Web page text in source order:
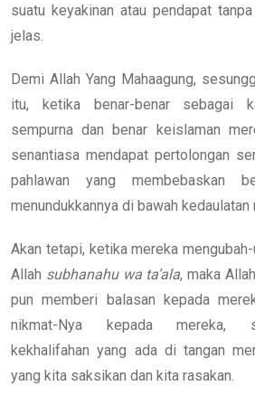
suatu keyakinan atau pendapat
jelas.
Demi Allah Yang Mahaagung,
itu, ketika benar-benar sebagai
sempurna dan benar keislaman
senantiasa mendapat pertolongan
pahlawan yang membebaskan
menundukkannya di bawah kedaulatan
Akan tetapi, ketika mereka
Allah subhanahu wa ta’ala, maka Allah
pun memberi balasan kepada
nikmat-Nya kepada mereka,
kekhalifahan yang ada di tangan
yang kita saksikan dan kita rasakan.